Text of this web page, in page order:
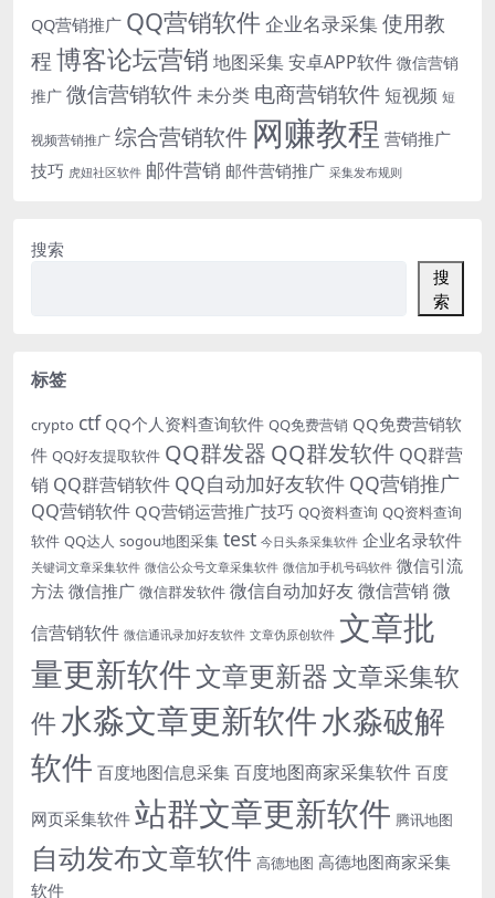
QQ营销推广 QQ营销软件企业名录采集使用教
程博客论坛营销 地图采集安卓APP软件 微信营销
推广 微信营销软件未分类 电商营销软件短视频 短
视频营销推广 综合营销软件 网赚教程 营销推广
技巧 虎妞社区软件 邮件营销 邮件营销推广 采集发布规则
搜索
搜
索
标签
crypto ctf QQ个人资料查询软件 QQ免费营销 QQ免费营销软
件 QQ好友提取软件 QQ群发器 QQ群发软件 QQ群营
销 QQ群营销软件 QQ自动加好友软件 QQ营销推广
QQ营销软件 QQ营销运营推广技巧 QQ资料查询 QQ资料查询
软件 QQ达人 sogou地图采集 test 今日头条采集软件 企业名录软件
关键词文章采集软件 微信公众号文章采集软件 微信加手机号码软件 微信引流
方法 微信推广 微信群发软件 微信自动加好友 微信营销 微
信营销软件 微信通讯录加好友软件 文章伪原创软件 文章批
量更新软件文章更新器文章采集软
件水淼文章更新软件水淼破解
软件 百度地图信息采集 百度地图商家采集软件 百度
网页采集软件 站群文章更新软件 腾讯地图
自动发布文章软件 高德地图 高德地图商家采集
软件